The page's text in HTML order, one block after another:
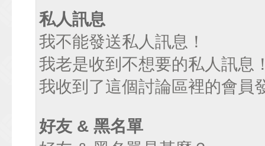
私人訊息
我不能發送私人訊息！
我老是收到不想要的私人訊息
我收到了這個討論區裡的會員
好友 & 黑名單